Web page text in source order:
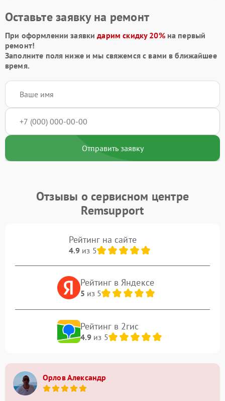
Оставьте заявку на ремонт
При оформлении заявкидарим скидку 20%на первый
ремонт!
Заполните поля ниже и мы свяжемся с вами в ближайшее
время.
Отправить заявку
Отзывы о сервисном центре
Remsupport
Рейтинг на сайте
4.9из 5
Рейтинг в Яндексе
5 из 5
Рейтинг в 2гис
4.9из 5
Орлов Александр